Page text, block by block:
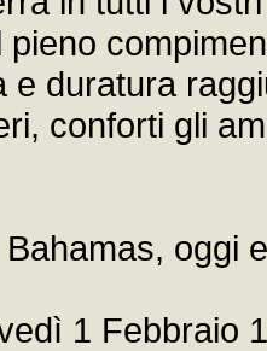
pieno
e duratura
conforti gli
oggi
1 Febbraio